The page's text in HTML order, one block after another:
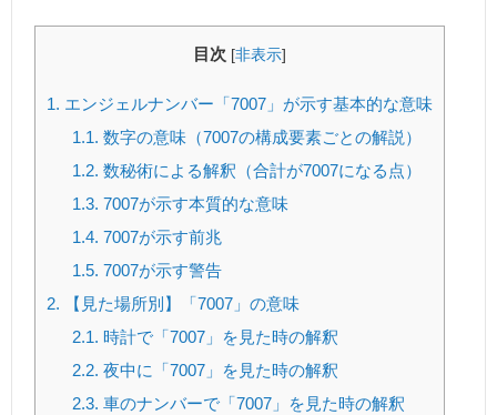
目次 [非表示]
1. エンジェルナンバー「7007」が示す基本的な意味
1.1. 数字の意味（7007の構成要素ごとの解説）
1.2. 数秘術による解釈（合計が7007になる点）
1.3. 7007が示す本質的な意味
1.4. 7007が示す前兆
1.5. 7007が示す警告
2. 【見た場所別】「7007」の意味
2.1. 時計で「7007」を見た時の解釈
2.2. 夜中に「7007」を見た時の解釈
2.3. 車のナンバーで「7007」を見た時の解釈